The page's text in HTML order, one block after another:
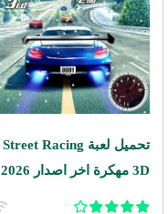
تحميل لعبة Street Racing
3D مهكرة اخر اصدار 2026